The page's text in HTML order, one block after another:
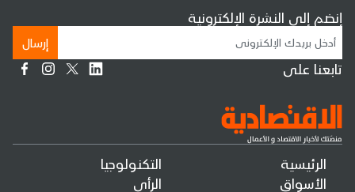
الرئيسية
الأسواق
التكنولوجيا
الرأي
إنضم إلى النشرة الإلكترونية
إرسال
تابعنا على